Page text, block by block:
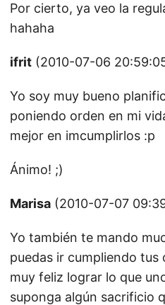
Por cierto, ya veo la
hahaha
ifrit (2010-07-06
Yo soy muy bueno
poniendo orden en mi
mejor en imcumplirlos :p
Ánimo! ;)
Marisa (2010-07-07
Yo también te mando
puedas ir cumpliendo tus
muy feliz lograr lo que
suponga algún sacrificio